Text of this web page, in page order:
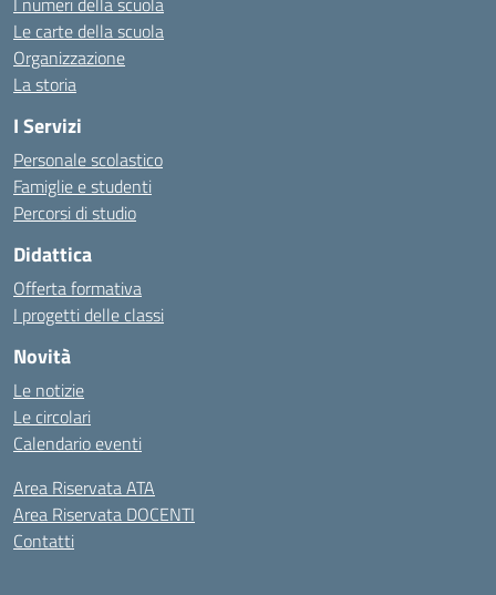
Le carte della scuola
Organizzazione
La storia
I Servizi
Personale scolastico
Famiglie e studenti
Percorsi di studio
Didattica
Offerta formativa
I progetti delle classi
Novità
Le notizie
Le circolari
Calendario eventi
Area Riservata ATA
Area Riservata DOCENTI
Contatti